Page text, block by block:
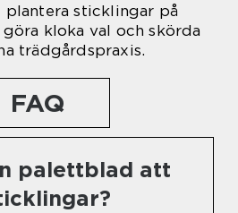
plantera sticklingar på
kloka val och skörda
trädgårdspraxis.
FAQ
palettblad att